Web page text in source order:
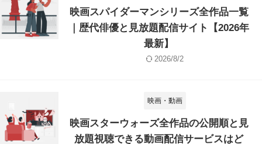
映画スパイダーマンシリーズ全作品一覧
｜歴代俳優と見放題配信サイト【2026年
最新】
2026/8/2
映画・動画
映画スターウォーズ全作品の公開順と見
放題視聴できる動画配信サービスはど